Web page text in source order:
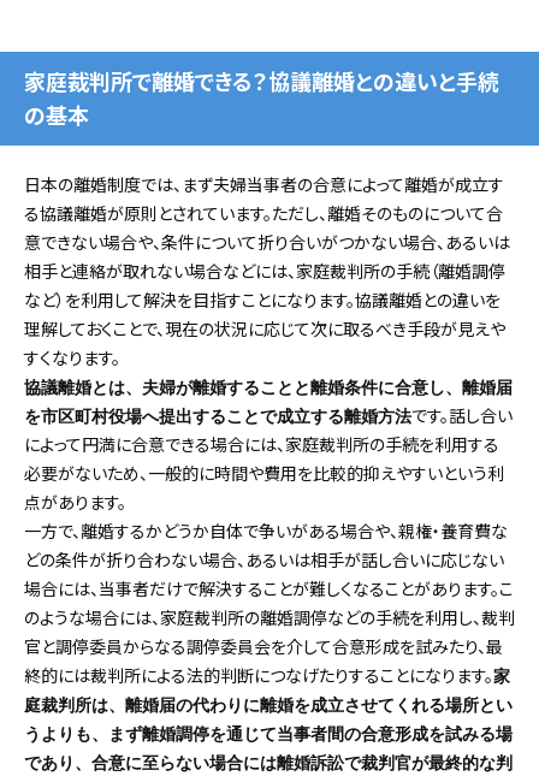
家庭裁判所で離婚できる？協議離婚との違いと手続
の基本
日本の離婚制度では、まず夫婦当事者の合意によって離婚が成立す
る協議離婚が原則とされています。ただし、離婚そのものについて合
意できない場合や、条件について折り合いがつかない場合、あるいは
相手と連絡が取れない場合などには、家庭裁判所の手続（離婚調停
など）を利用して解決を目指すことになります。協議離婚との違いを
理解しておくことで、現在の状況に応じて次に取るべき手段が見えや
すくなります。
協議離婚とは、夫婦が離婚することと離婚条件に合意し、離婚届
を市区町村役場へ提出することで成立する離婚方法です。話し合い
によって円満に合意できる場合には、家庭裁判所の手続を利用する
必要がないため、一般的に時間や費用を比較的抑えやすいという利
点があります。
一方で、離婚するかどうか自体で争いがある場合や、親権・養育費な
どの条件が折り合わない場合、あるいは相手が話し合いに応じない
場合には、当事者だけで解決することが難しくなることがあります。こ
のような場合には、家庭裁判所の離婚調停などの手続を利用し、裁判
官と調停委員からなる調停委員会を介して合意形成を試みたり、最
終的には裁判所による法的判断につなげたりすることになります。家
庭裁判所は、離婚届の代わりに離婚を成立させてくれる場所とい
うよりも、まず離婚調停を通じて当事者間の合意形成を試みる場
であり、合意に至らない場合には離婚訴訟で裁判官が最終的な判